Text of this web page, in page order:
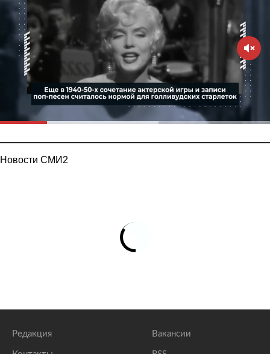
Новости СМИ2
Редакция Вакансии